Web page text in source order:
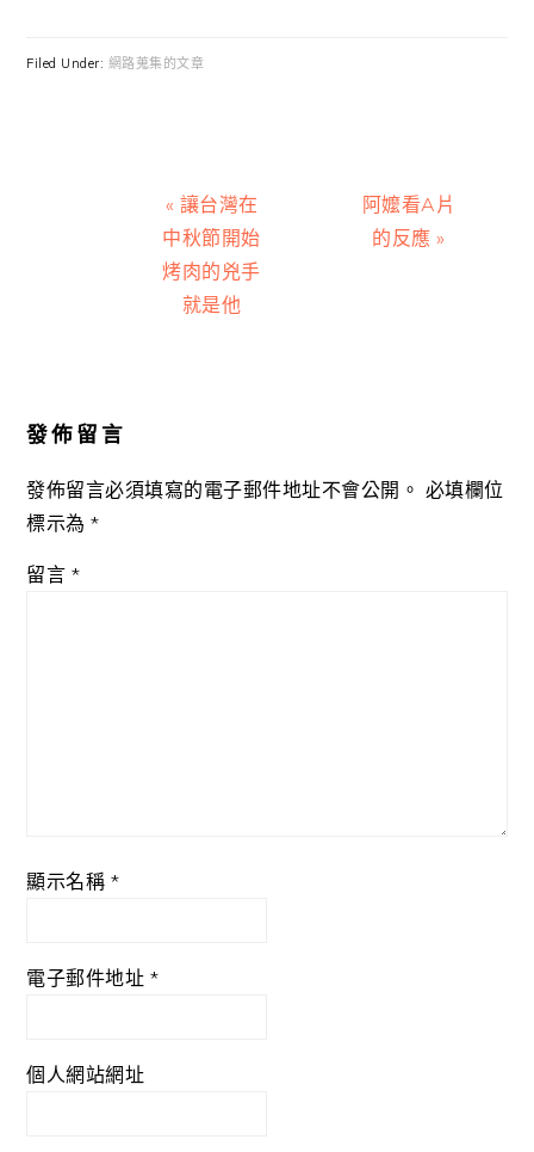
Filed Under: 網路蒐集的文章
Previous
Post:
« 讓台灣在
中秋節開始
烤肉的兇手
就是他
Next
Post:
阿嬤看A片
的反應 »
發佈留言
發佈留言必須填寫的電子郵件地址不會公開。 必填欄位
標示為*
留言 *
顯示名稱 *
電子郵件地址 *
個人網站網址